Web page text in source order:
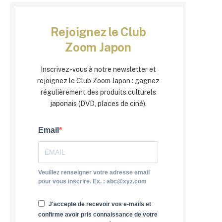
Rejoignez le Club
Zoom Japon
Inscrivez-vous à notre newsletter et
rejoignez le Club Zoom Japon : gagnez
régulièrement des produits culturels
japonais (DVD, places de ciné).
Email
Veuillez renseigner votre adresse email
pour vous inscrire. Ex. : abc@xyz.com
J'accepte de recevoir vos e-mails et
confirme avoir pris connaissance de votre